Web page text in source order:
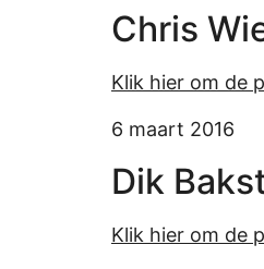
Chris
Klik hier om de
6 maart 2016
Dik
Klik hier om de